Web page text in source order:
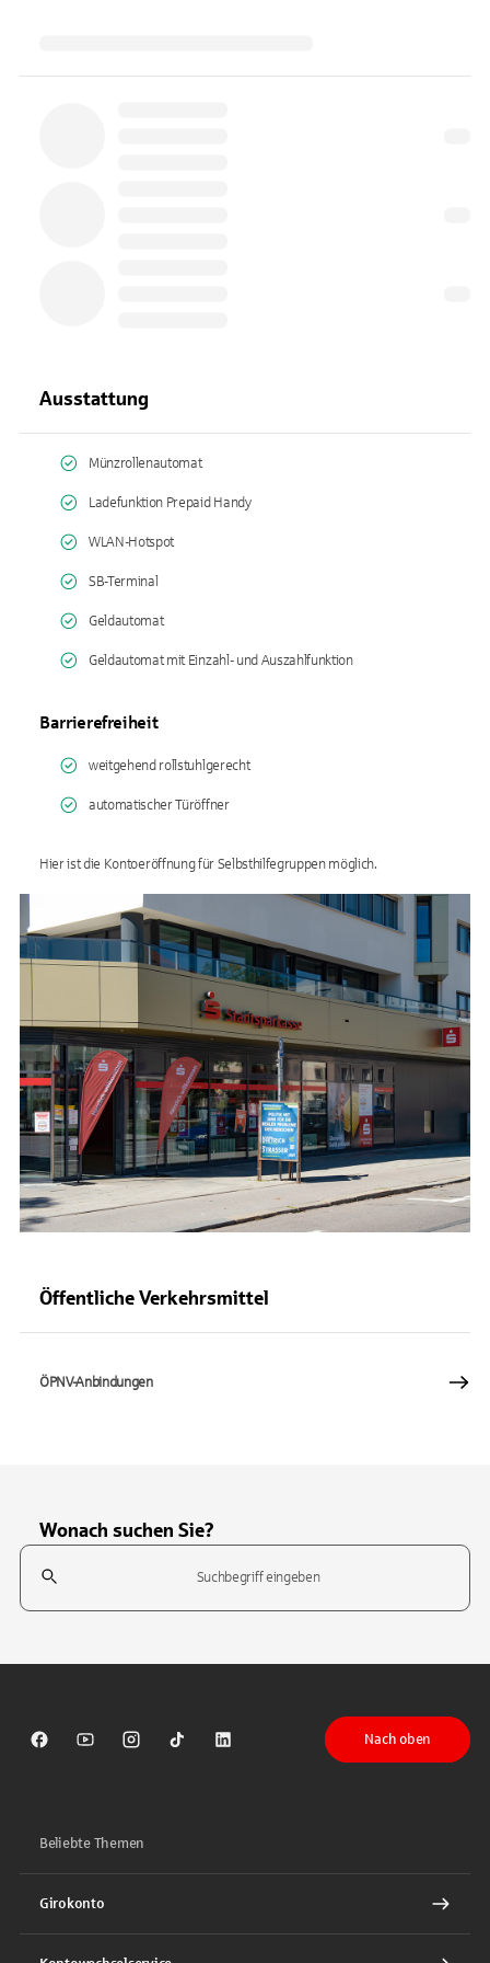
Ausstattung
Münzrollenautomat
Ladefunktion Prepaid Handy
WLAN-Hotspot
SB-Terminal
Geldautomat
Geldautomat mit Einzahl- und Auszahlfunktion
Barrierefreiheit
weitgehend rollstuhlgerecht
automatischer Türöffner
Hier ist die Kontoeröffnung für Selbsthilfegruppen möglich.
Öffentliche Verkehrsmittel
ÖPNV-Anbindungen
Wonach suchen Sie?
Suchfeld
Sparkasse auf Facebook
Sparkasse auf Youtube
Sparkasse auf Instagram
Sparkasse auf TikTok
Sparkasse auf LinkedIn
Nach oben
Beliebte Themen
Girokonto